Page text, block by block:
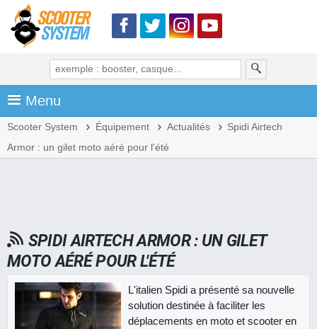
Menu
Scooter System Équipement Actualités
Spidi Airtech
Armor : un gilet moto aéré pour l'été
SPIDI AIRTECH ARMOR : UN GILET
MOTO AÉRÉ POUR L'ÉTÉ
L'italien Spidi a présenté sa nouvelle
solution destinée à faciliter les
déplacements en moto et scooter en